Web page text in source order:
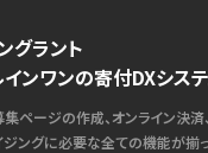
グラント
ンワンの寄付DXシス
集ページの作成、オンライン決
ジングに必要な全ての機能が揃